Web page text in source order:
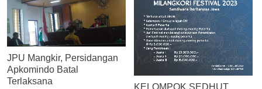
JPU Mangkir, Persidangan
Apkomindo Batal
Terlaksana
KELOMPOK SEDHUT